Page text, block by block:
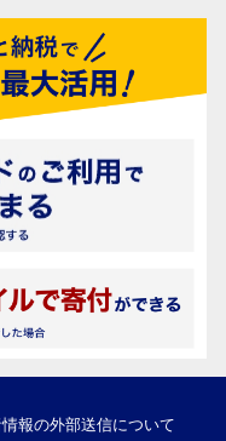
報の外部送信について